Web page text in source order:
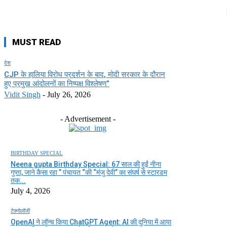
MUST READ
देश
CJP के हालिया विरोध प्रदर्शन के बाद, मोदी सरकार के दौरान
हुए प्रमुख आंदोलनों का निष्पक्ष विश्लेषण”
Vidit Singh - July 26, 2026
- Advertisement -
BIRTHDAY SPECIAL
Neena gupta Birthday Special: 67 साल की हुईं नीना
गुप्ता, जाने कैसा रहा ” पंचायत “की “मंजु देवी” का संघर्ष से स्टारडम
तक...
July 4, 2026
टेक्नोलॉजी
OpenAI ने लॉन्च किया ChatGPT Agent: AI की दुनिया में आया